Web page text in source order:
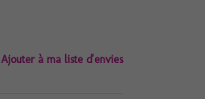
Ajouter à ma liste d'envies